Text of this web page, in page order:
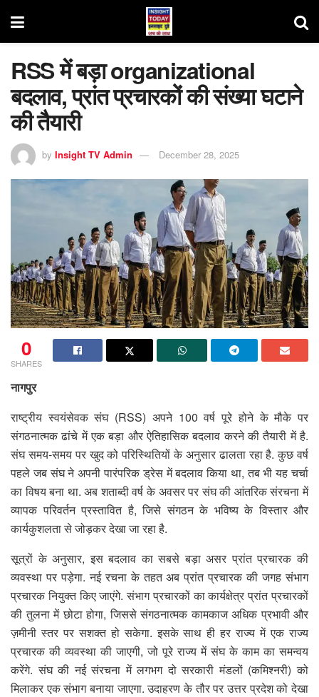
RSS में बड़ा organizational
बदलाव, प्रांत प्रचारकों की संख्या घटाने
की तैयारी
by Insight TV Admin December 28, 2025
0
SHARES
नागपुर
राष्ट्रीय स्वयंसेवक संघ (RSS) अपने 100 वर्ष पूरे होने के मौके पर
संगठनात्मक ढांचे में एक बड़ा और ऐतिहासिक बदलाव करने की तैयारी में है.
संघ समय-समय पर खुद को परिस्थितियों के अनुसार ढालता रहा है. कुछ वर्ष
पहले जब संघ ने अपनी पारंपरिक ड्रेस में बदलाव किया था, तब भी यह चर्चा
का विषय बना था. अब शताब्दी वर्ष के अवसर पर संघ की आंतरिक संरचना में
व्यापक परिवर्तन प्रस्तावित है, जिसे संगठन के भविष्य के विस्तार और
कार्यकुशलता से जोड़कर देखा जा रहा है.
सूत्रों के अनुसार, इस बदलाव का सबसे बड़ा असर प्रांत प्रचारक की
व्यवस्था पर पड़ेगा. नई रचना के तहत अब प्रांत प्रचारक की जगह संभाग
प्रचारक नियुक्त किए जाएंगे. संभाग प्रचारकों का कार्यक्षेत्र प्रांत प्रचारकों
की तुलना में छोटा होगा, जिससे संगठनात्मक कामकाज अधिक प्रभावी और
ज़मीनी स्तर पर सशक्त हो सकेगा. इसके साथ ही हर राज्य में एक राज्य
प्रचारक की व्यवस्था की जाएगी, जो पूरे राज्य में संघ के काम का समन्वय
करेंगे. संघ की नई संरचना में लगभग दो सरकारी मंडलों (कमिश्नरी) को
मिलाकर एक संभाग बनाया जाएगा. उदाहरण के तौर पर उत्तर प्रदेश को देखा